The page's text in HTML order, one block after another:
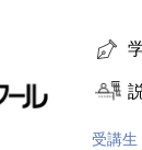
受講生